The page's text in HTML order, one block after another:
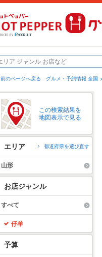
前のページへ戻る グルメ・予約情報 全国
この検索結果を
地図表示で見る
エリア 都道府県を選び直す
山形
お店ジャンル
すべて
仔羊
予算